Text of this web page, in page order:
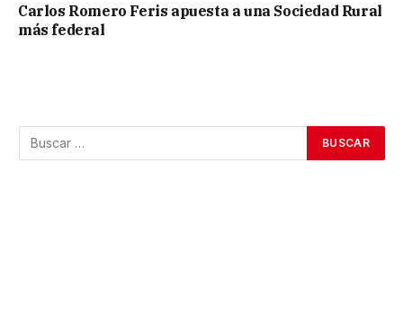
Carlos Romero Feris apuesta a una Sociedad Rural
más federal